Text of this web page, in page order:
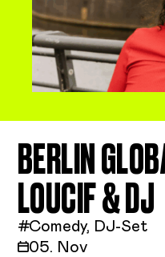
BERLIN
LOUCIF & DJ
#Comedy, DJ-Set
05. Nov